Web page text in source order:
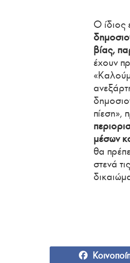
Ο ίδιος
βίας,
έχουν
πίεση»,
μέσων
θα
στενά